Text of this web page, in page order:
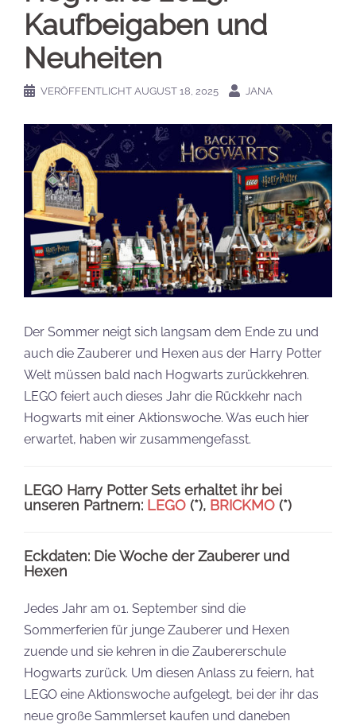
Kaufbeigaben und
Neuheiten
VERÖFFENTLICHT AUGUST 18, 2025 JANA
Der Sommer neigt sich langsam dem Ende zu und
auch die Zauberer und Hexen aus der Harry Potter
Welt müssen bald nach Hogwarts zurückkehren.
LEGO feiert auch dieses Jahr die Rückkehr nach
Hogwarts mit einer Aktionswoche. Was euch hier
erwartet, haben wir zusammengefasst.
LEGO Harry Potter Sets erhaltet ihr bei
unseren Partnern: LEGO (*), BRICKMO (*)
Eckdaten: Die Woche der Zauberer und
Hexen
Jedes Jahr am 01. September sind die
Sommerferien für junge Zauberer und Hexen
zuende und sie kehren in die Zaubererschule
Hogwarts zurück. Um diesen Anlass zu feiern, hat
LEGO eine Aktionswoche aufgelegt, bei der ihr das
neue große Sammlerset kaufen und daneben